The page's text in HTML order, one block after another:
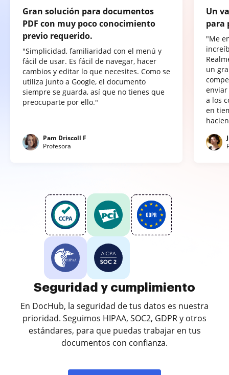
Gran solución para documentos
PDF con muy poco conocimiento
previo requerido.
"Simplicidad, familiaridad con el menú y
fácil de usar. Es fácil de navegar, hacer
cambios y editar lo que necesites. Como se
utiliza junto a Google, el documento
siempre se guarda, así que no tienes que
preocuparte por ello."
Pam Driscoll F
Profesora
Un
para
"Me
un
a los
en
Seguridad y cumplimiento
En DocHub, la seguridad de tus datos es nuestra
prioridad. Seguimos HIPAA, SOC2, GDPR y otros
estándares, para que puedas trabajar en tus
documentos con confianza.